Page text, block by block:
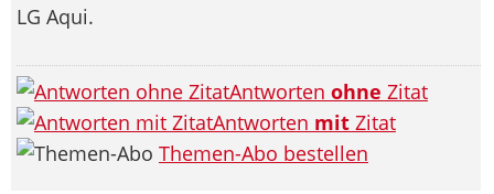
LG Aqui.
Antworten ohne Zitat
Antworten mit Zitat
Themen-Abo bestellen